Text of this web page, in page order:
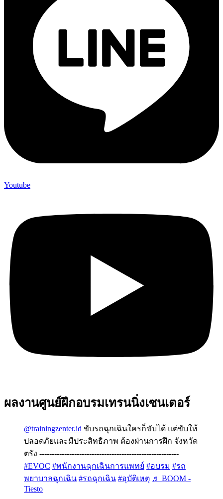
Youtube
ผลงานศูนย์ฝึกอบรมเทรนนิ่งเซนเตอร์
@trainingzenter.id ขับรถฉุกเฉินใครก็ขับได้ แต่ขับให้
ปลอดภัยและมีประสิทธิภาพ ต้องผ่านการฝึก จังหวัด
ตรัง --------------------------------------------------------
#EVOC #พนักงานฉุกเฉินการแพทย์ #อบรม #รถ
พยาบาลฉุกเฉิน #รถฉุกเฉิน #อุบัติเหตุ ♬ BOOM -
Tiesto